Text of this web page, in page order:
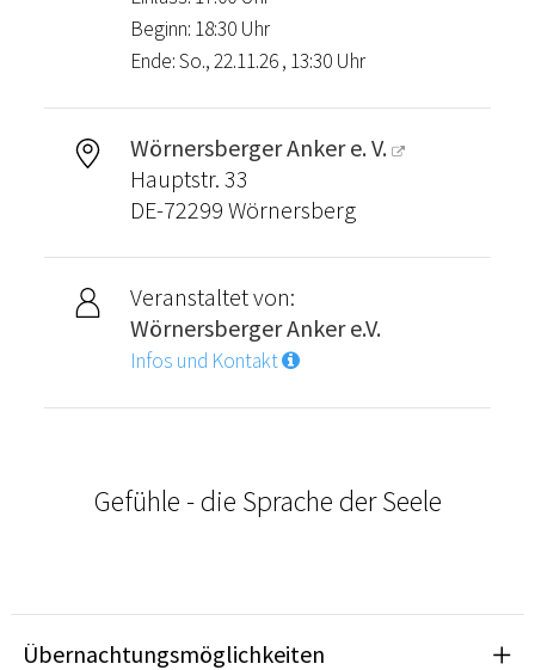
Beginn: 18:30 Uhr
Ende: So., 22.11.26 , 13:30 Uhr
Wörnersberger Anker e. V.
Hauptstr. 33
DE-72299 Wörnersberg
Veranstaltet von:
Wörnersberger Anker e.V.
Infos und Kontakt
Gefühle - die Sprache der Seele
Übernachtungsmöglichkeiten